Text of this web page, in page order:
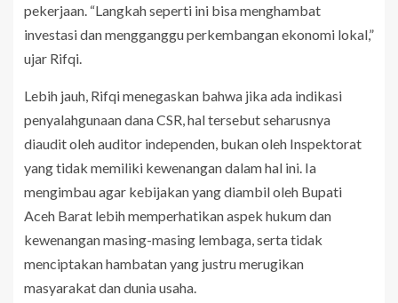
pekerjaan. “Langkah seperti ini bisa menghambat
investasi dan mengganggu perkembangan ekonomi lokal,”
ujar Rifqi.
Lebih jauh, Rifqi menegaskan bahwa jika ada indikasi
penyalahgunaan dana CSR, hal tersebut seharusnya
diaudit oleh auditor independen, bukan oleh Inspektorat
yang tidak memiliki kewenangan dalam hal ini. Ia
mengimbau agar kebijakan yang diambil oleh Bupati
Aceh Barat lebih memperhatikan aspek hukum dan
kewenangan masing-masing lembaga, serta tidak
menciptakan hambatan yang justru merugikan
masyarakat dan dunia usaha.